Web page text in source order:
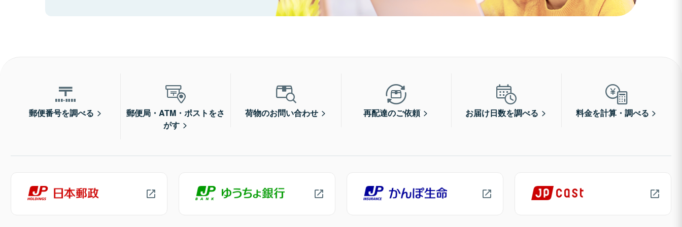
郵便番号を調べる
郵便局・ATM・ポストをさ
がす
荷物のお問い合わせ 再配達のご依頼 お届け日数を調べる 料金を計算・調べる